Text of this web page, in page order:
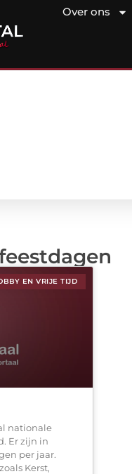
Over ons
EN VRIJE TIJD
nationale
Er zijn in
per jaar.
Kerst,